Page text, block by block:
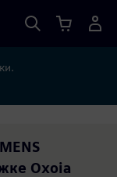
Oxoia